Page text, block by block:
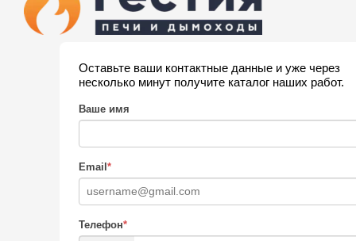
Оставьте ваши контактные данные и уже через
несколько минут получите каталог наших работ.
Ваше имя
Email *
Телефон*